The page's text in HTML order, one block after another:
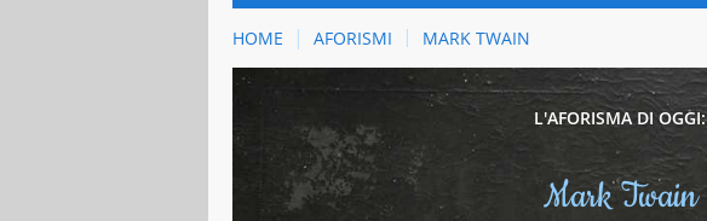
HOME AFORISMI MARK TWAIN
L'AFORISMA DI OGGI:
Mark Twain